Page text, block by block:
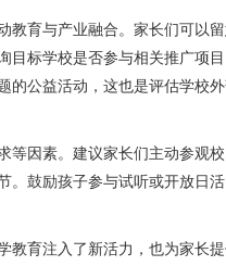
教育与产业融合。家长们可以
目标学校是否参与相关推广项
的公益活动，这也是评估学校
等因素。建议家长们主动参观校
。鼓励孩子参与试听或开放日活
教育注入了新活力，也为家长